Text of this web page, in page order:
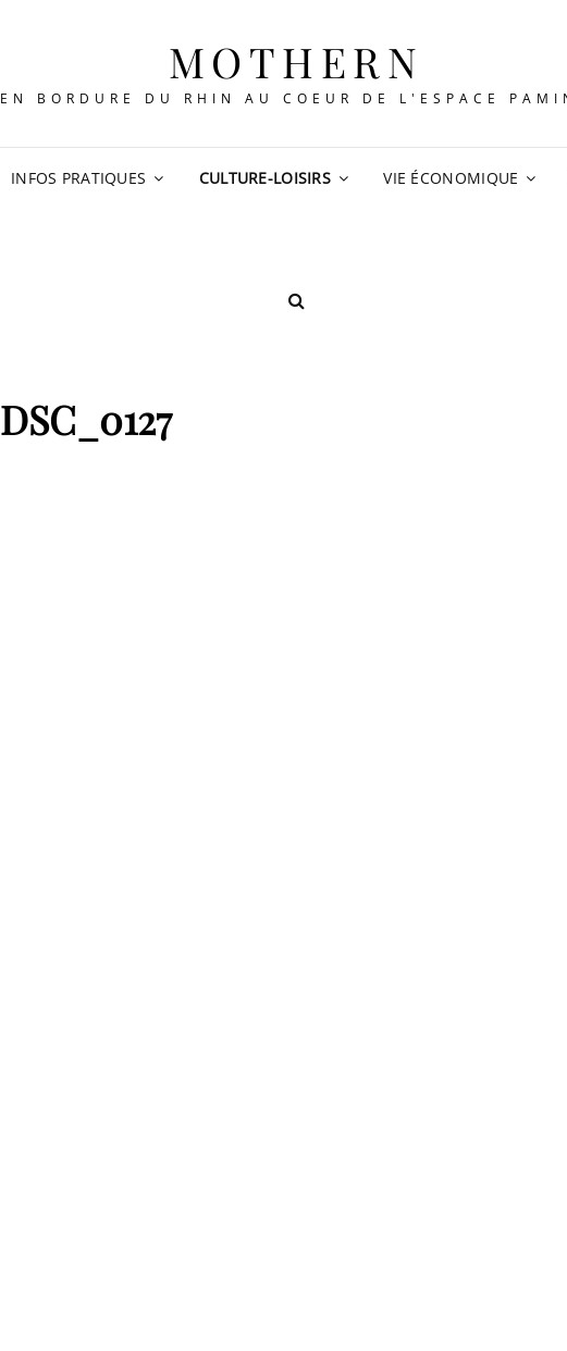
MOTHERN
EN BORDURE DU RHIN AU COEUR DE L'ESPACE
INFOS PRATIQUES CULTURE-LOISIRS VIE ÉCONOMIQUE
SEARCH
DSC_0127